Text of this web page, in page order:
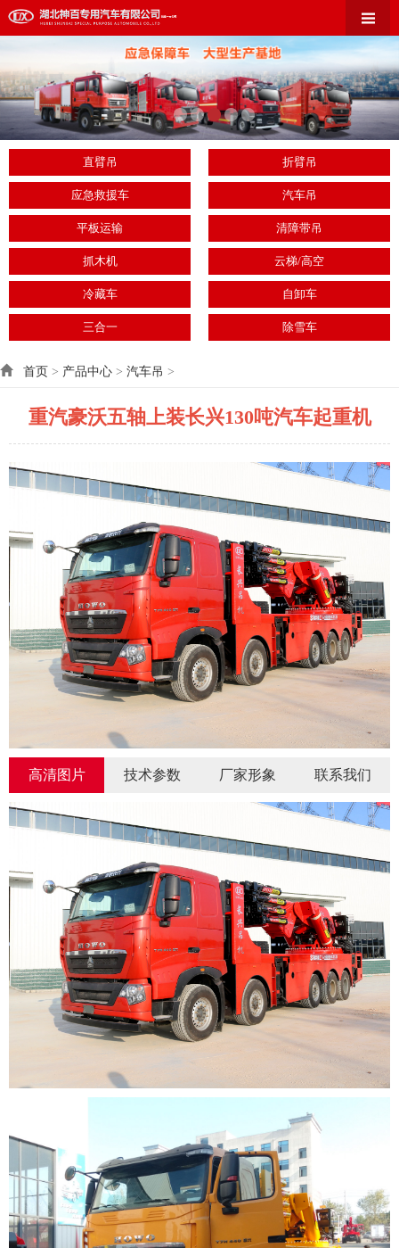
直臂吊 折臂吊
应急救援车 汽车吊
平板运输 清障带吊
抓木机 云梯/高空
冷藏车 自卸车
三合一 除雪车
首页 > 产品中心 > 汽车吊 >
重汽豪沃五轴上装长兴130吨汽车起重机
高清图片 技术参数 厂家形象 联系我们